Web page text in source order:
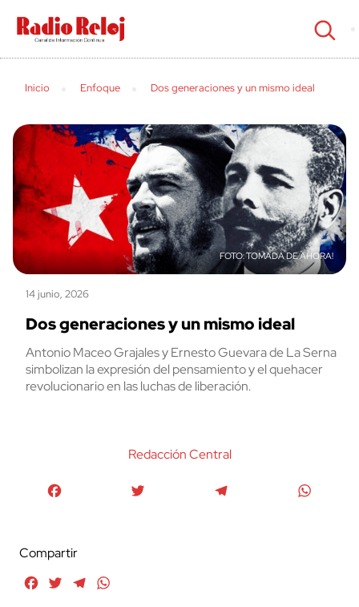
cerrar
Inicio Enfoque Dos generaciones y un mismo ideal
TOMADA DE AHORA!
14 junio, 2026
Dos generaciones y un mismo ideal
Antonio Maceo Grajales y Ernesto Guevara de La Serna
simbolizan la expresión del pensamiento y el quehacer
revolucionario en las luchas de liberación.
Redacción Central
Compartir
FacebookTwitterTelegram